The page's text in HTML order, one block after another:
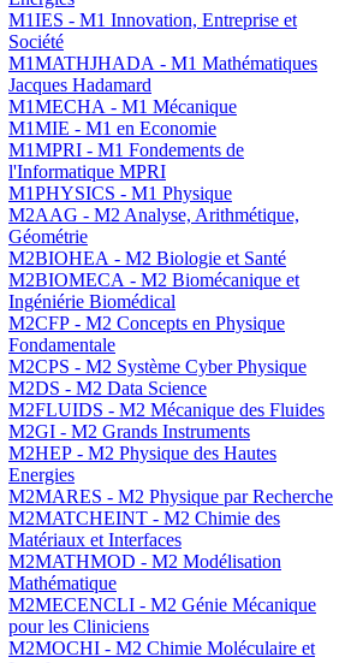
M1IES - M1 Innovation, Entreprise et
Société
M1MATHJHADA - M1 Mathématiques
Jacques Hadamard
M1MECHA - M1 Mécanique
M1MIE - M1 en Economie
M1MPRI - M1 Fondements de
l'Informatique MPRI
M1PHYSICS - M1 Physique
M2AAG - M2 Analyse, Arithmétique,
Géométrie
M2BIOHEA - M2 Biologie et Santé
M2BIOMECA - M2 Biomécanique et
Ingéniérie Biomédical
M2CFP - M2 Concepts en Physique
Fondamentale
M2CPS - M2 Système Cyber Physique
M2DS - M2 Data Science
M2FLUIDS - M2 Mécanique des Fluides
M2GI - M2 Grands Instruments
M2HEP - M2 Physique des Hautes
Energies
M2MARES - M2 Physique par Recherche
M2MATCHEINT - M2 Chimie des
Matériaux et Interfaces
M2MATHMOD - M2 Modélisation
Mathématique
M2MECENCLI - M2 Génie Mécanique
pour les Cliniciens
M2MOCHI - M2 Chimie Moléculaire et